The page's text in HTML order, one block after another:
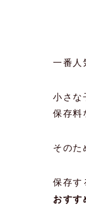
一番人
小さな
保存料
そのた
保存す
おすす